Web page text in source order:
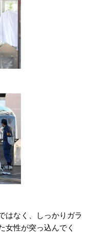
はなく、しっかりガラ
女性が突っ込んでく